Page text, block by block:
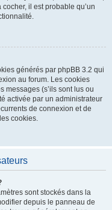
il est probable qu’un
générés par phpBB 3.2 qui
au forum. Les cookies
messages (s’ils sont lus ou
activée par un administrateur
de connexion et de
cookies.
sont stockés dans la
depuis le panneau de